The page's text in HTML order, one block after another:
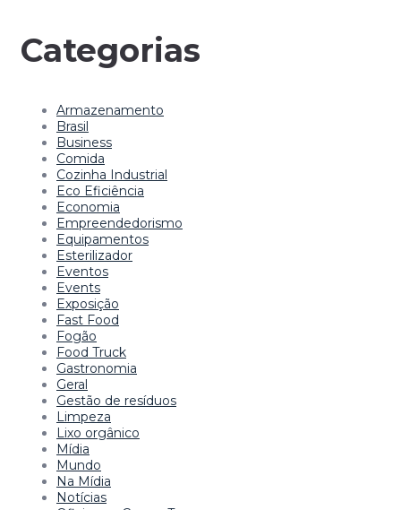
Categorias
Armazenamento
Brasil
Business
Comida
Cozinha Industrial
Eco Eficiência
Economia
Empreendedorismo
Equipamentos
Esterilizador
Eventos
Events
Exposição
Fast Food
Fogão
Food Truck
Gastronomia
Geral
Gestão de resíduos
Limpeza
Lixo orgânico
Mídia
Mundo
Na Mídia
Notícias